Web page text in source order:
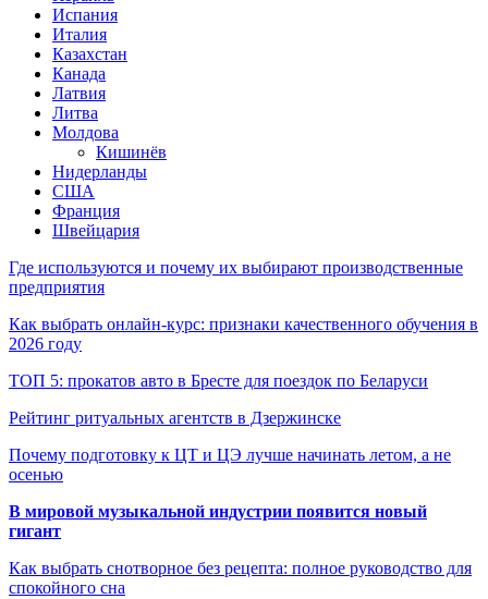
Испания
Италия
Казахстан
Канада
Латвия
Литва
Молдова
Кишинёв
Нидерланды
США
Франция
Швейцария
Где используются и почему их выбирают производственные
предприятия
Как выбрать онлайн-курс: признаки качественного обучения в
2026 году
ТОП 5: прокатов авто в Бресте для поездок по Беларуси
Рейтинг ритуальных агентств в Дзержинске
Почему подготовку к ЦТ и ЦЭ лучше начинать летом, а не
осенью
В мировой музыкальной индустрии появится новый
гигант
Как выбрать снотворное без рецепта: полное руководство для
спокойного сна